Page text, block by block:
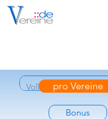
pro Vereine
Bonus